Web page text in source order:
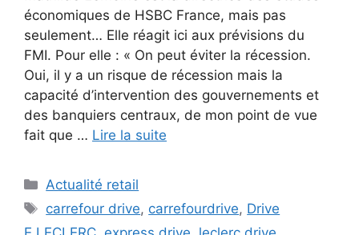
économiques de HSBC France, mais pas
seulement… Elle réagit ici aux prévisions du
FMI. Pour elle : « On peut éviter la récession.
Oui, il y a un risque de récession mais la
capacité d’intervention des gouvernements et
des banquiers centraux, de mon point de vue
fait que … Lire la suite
Catégories
Actualité retail
Étiquettes
carrefour drive, carrefourdrive, Drive